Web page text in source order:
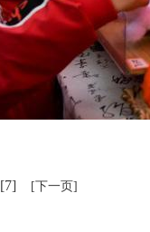
[7] [下一页]